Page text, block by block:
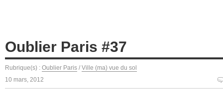
Oublier Paris #37
Rubrique(s) : Oublier Paris / Ville (ma) vue du sol
10 mars, 2012